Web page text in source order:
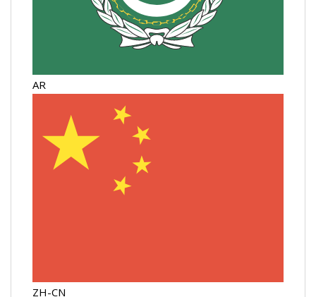
AR
ZH-CN